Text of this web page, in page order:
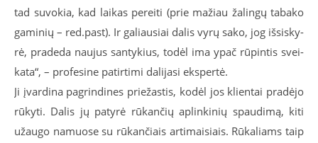
tad su­vo­kia, kad lai­kas per­ei­ti (prie ma­žiau ža­lin­gų ta­ba­ko
ga­mi­nių – red.past). Ir ga­liau­siai da­lis vy­rų sa­ko, jog iš­si­sky­
rė, pra­de­da nau­jus san­ty­kius, to­dėl ima ypač rū­pin­tis svei­
ka­ta“, – pro­fe­si­ne pa­tir­ti­mi da­li­ja­si eks­per­tė.
Ji įvar­di­na pa­grin­di­nes prie­žas­tis, ko­dėl jos klien­tai pra­dė­jo
rū­ky­ti. Da­lis jų pa­ty­rė rū­kan­čių ap­lin­ki­nių spau­di­mą, ki­ti
už­au­go na­muo­se su rū­kan­čiais ar­ti­mai­siais. Rū­ka­liams taip